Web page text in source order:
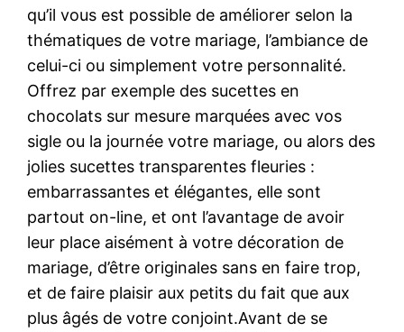
qu’il vous est possible de améliorer selon la
thématiques de votre mariage, l’ambiance de
celui-ci ou simplement votre personnalité.
Offrez par exemple des sucettes en
chocolats sur mesure marquées avec vos
sigle ou la journée votre mariage, ou alors des
jolies sucettes transparentes fleuries :
embarrassantes et élégantes, elle sont
partout on-line, et ont l’avantage de avoir
leur place aisément à votre décoration de
mariage, d’être originales sans en faire trop,
et de faire plaisir aux petits du fait que aux
plus âgés de votre conjoint.Avant de se